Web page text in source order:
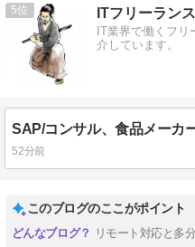
5 ITフリーラン
IT業界で働くフ
介しています。
52分前
このブログのここがポイント
リモート対応と多